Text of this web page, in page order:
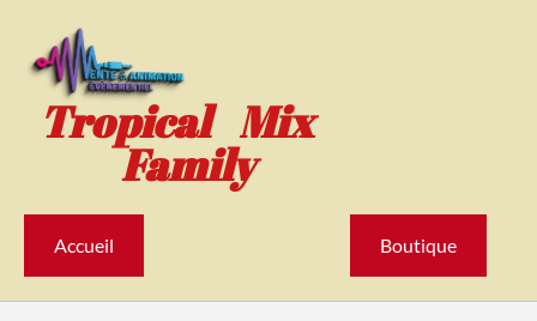
Tropical Mix
Family
Accueil Boutique